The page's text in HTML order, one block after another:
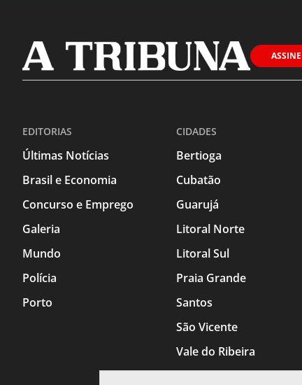
ASSINE
EDITORIAS
Últimas Notícias
Brasil e Economia
Concurso e Emprego
Galeria
Mundo
Polícia
Porto
CIDADES
Bertioga
Cubatão
Guarujá
Litoral Norte
Litoral Sul
Praia Grande
Santos
São Vicente
Vale do Ribeira